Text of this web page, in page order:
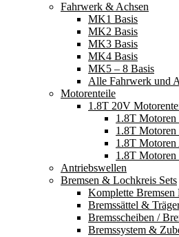
Fahrwerk & Achsen
MK1 Basis
MK2 Basis
MK3 Basis
MK4 Basis
MK5 – 8 Basis
Alle Fahrwerk und
Motorenteile
1.8T 20V
1.8T
1.8T
1.8T
1.8T
Antriebswellen
Bremsen & Lochkreis Sets
Komplette Bremsen
Bremssättel &
Bremsscheiben /
Bremssystem &